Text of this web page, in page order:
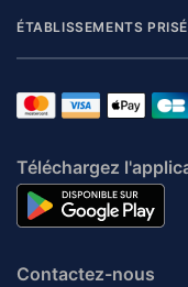
ÉTABLISSEMENTS
Téléchargez
Contactez-nous